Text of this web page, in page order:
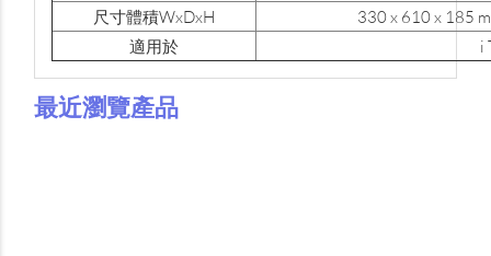
尺寸體積WxDxH
330 x 610 x 185
適用於
i
最近瀏覽產品